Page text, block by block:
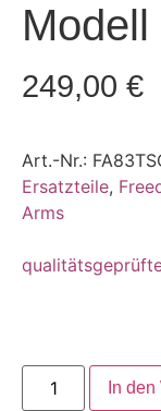
Modell
249,00 €
Art.-Nr.:
Ersatzteile,
Arms
In